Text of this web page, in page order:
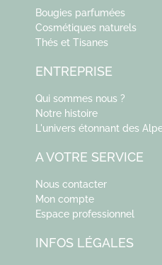
Bougies parfumées
Cosmétiques naturels
Thés et Tisanes
ENTREPRISE
Qui sommes nous ?
Notre histoire
L'univers étonnant des
A VOTRE SERVICE
Nous contacter
Mon compte
Espace professionnel
INFOS LÉGALES